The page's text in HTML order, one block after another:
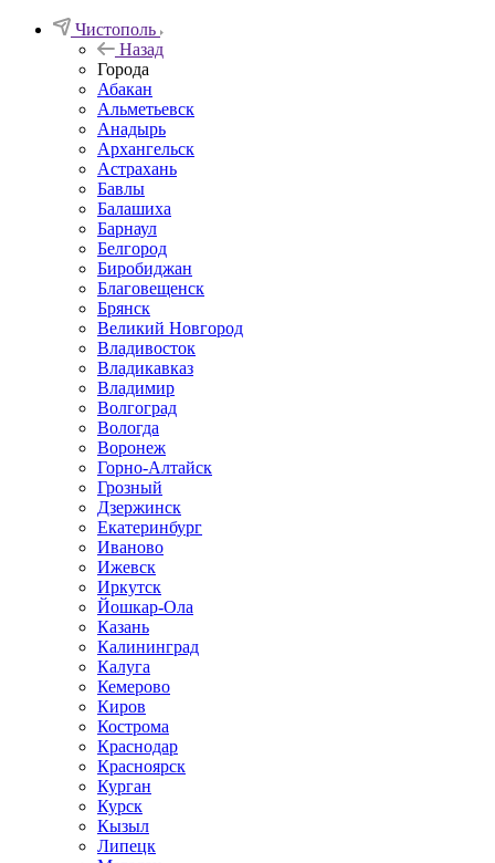
Чистополь
Назад
Города
Абакан
Альметьевск
Анадырь
Архангельск
Астрахань
Бавлы
Балашиха
Барнаул
Белгород
Биробиджан
Благовещенск
Брянск
Великий Новгород
Владивосток
Владикавказ
Владимир
Волгоград
Вологда
Воронеж
Горно-Алтайск
Грозный
Дзержинск
Екатеринбург
Иваново
Ижевск
Иркутск
Йошкар-Ола
Казань
Калининград
Калуга
Кемерово
Киров
Кострома
Краснодар
Красноярск
Курган
Курск
Кызыл
Липецк